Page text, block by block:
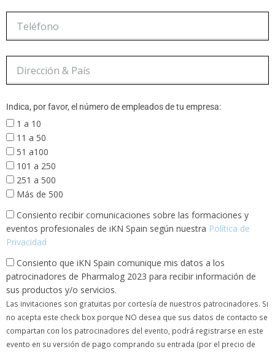
Indica, por favor, el número de empleados de tu empresa:
1 a 10
11 a 50
51 a100
101 a 250
251 a 500
Más de 500
Consiento recibir comunicaciones sobre las formaciones y
eventos profesionales de iKN Spain según nuestra Política de
Privacidad
Consiento que iKN Spain comunique mis datos a los
patrocinadores de Pharmalog 2023 para recibir información de
sus productos y/o servicios.
Las invitaciones son gratuitas por cortesía de nuestros patrocinadores. Si
no acepta este check box porque NO desea que sus datos de contacto se
compartan con los patrocinadores del evento, podrá registrarse en este
evento en su versión de pago comprando su entrada (por el precio de